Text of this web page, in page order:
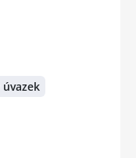
úvazek